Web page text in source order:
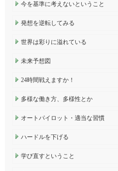
今を基準に考えないということ
発想を逆転してみる
世界は彩りに溢れている
未来予想図
24時間戦えますか！
多様な働き方、多様性とか
オートパイロット・適当な習慣
ハードルを下げる
学び直すということ